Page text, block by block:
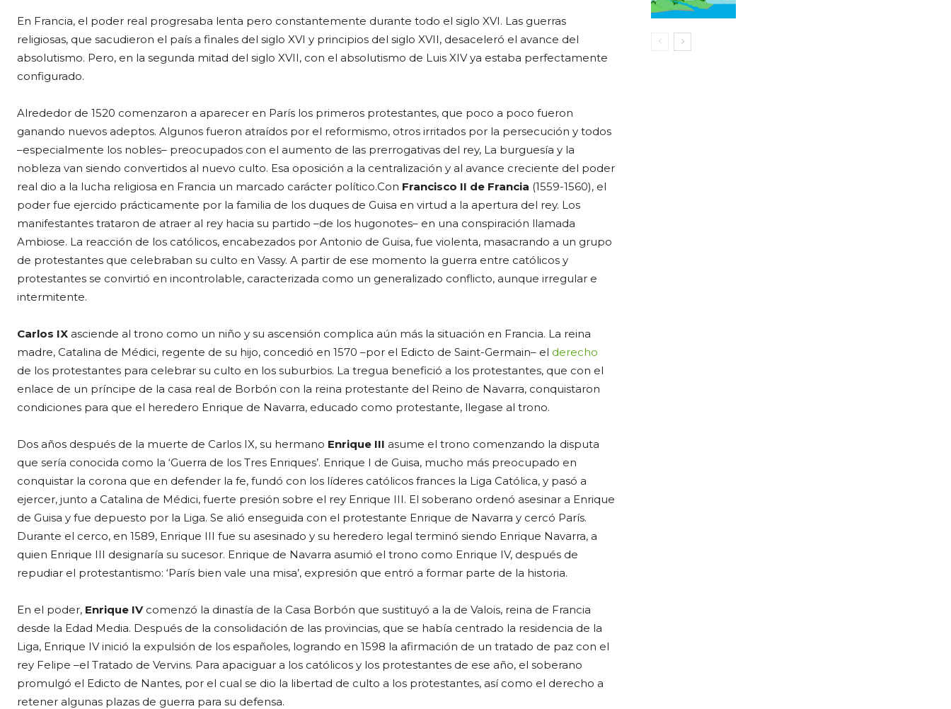
En Francia, el poder real progresaba lenta pero constantemente durante todo el siglo XVI. Las guerras
religiosas, que sacudieron el país a finales del siglo XVI y principios del siglo XVII, desaceleró el avance del
absolutismo. Pero, en la segunda mitad del siglo XVII, con el absolutismo de Luis XIV ya estaba perfectamente
configurado.
Alrededor de 1520 comenzaron a aparecer en París los primeros protestantes, que poco a poco fueron
ganando nuevos adeptos. Algunos fueron atraídos por el reformismo, otros irritados por la persecución y todos
–especialmente los nobles– preocupados con el aumento de las prerrogativas del rey, La burguesía y la
nobleza van siendo convertidos al nuevo culto. Esa oposición a la centralización y al avance creciente del poder
real dio a la lucha religiosa en Francia un marcado carácter político.Con Francisco II de Francia (1559-1560), el
poder fue ejercido prácticamente por la familia de los duques de Guisa en virtud a la apertura del rey. Los
manifestantes trataron de atraer al rey hacia su partido –de los hugonotes– en una conspiración llamada
Ambiose. La reacción de los católicos, encabezados por Antonio de Guisa, fue violenta, masacrando a un grupo
de protestantes que celebraban su culto en Vassy. A partir de ese momento la guerra entre católicos y
protestantes se convirtió en incontrolable, caracterizada como un generalizado conflicto, aunque irregular e
intermitente.
Carlos IX asciende al trono como un niño y su ascensión complica aún más la situación en Francia. La reina
madre, Catalina de Médici, regente de su hijo, concedió en 1570 –por el Edicto de Saint-Germain– el derecho
de los protestantes para celebrar su culto en los suburbios. La tregua benefició a los protestantes, que con el
enlace de un príncipe de la casa real de Borbón con la reina protestante del Reino de Navarra, conquistaron
condiciones para que el heredero Enrique de Navarra, educado como protestante, llegase al trono.
Dos años después de la muerte de Carlos IX, su hermano Enrique III asume el trono comenzando la disputa
que sería conocida como la ‘Guerra de los Tres Enriques’. Enrique I de Guisa, mucho más preocupado en
conquistar la corona que en defender la fe, fundó con los líderes católicos frances la Liga Católica, y pasó a
ejercer, junto a Catalina de Médici, fuerte presión sobre el rey Enrique III. El soberano ordenó asesinar a Enrique
de Guisa y fue depuesto por la Liga. Se alió enseguida con el protestante Enrique de Navarra y cercó París.
Durante el cerco, en 1589, Enrique III fue su asesinado y su heredero legal terminó siendo Enrique Navarra, a
quien Enrique III designaría su sucesor. Enrique de Navarra asumió el trono como Enrique IV, después de
repudiar el protestantismo: ‘París bien vale una misa’, expresión que entró a formar parte de la historia.
En el poder, Enrique IVcomenzó la dinastía de la Casa Borbón que sustituyó a la de Valois, reina de Francia
desde la Edad Media. Después de la consolidación de las provincias, que se había centrado la residencia de la
Liga, Enrique IV inició la expulsión de los españoles, logrando en 1598 la afirmación de un tratado de paz con el
rey Felipe –el Tratado de Vervins. Para apaciguar a los católicos y los protestantes de ese año, el soberano
promulgó el Edicto de Nantes, por el cual se dio la libertad de culto a los protestantes, así como el derecho a
retener algunas plazas de guerra para su defensa.